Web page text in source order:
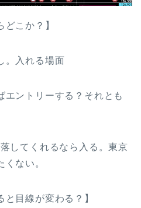
どこか？】
。入れる場面
エントリーする？それとも
してくれるなら入る。東京
ない。
と目線が変わる？】